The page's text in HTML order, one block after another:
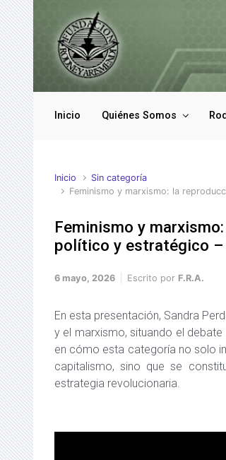
Saltar al contenido principal
Inicio Quiénes Somos
Inicio
Sin categoría
Feminismo y marxismo: la
Feminismo y
político y estratégico –
6 mayo, 2026 Escrito por F.R.A.
En esta presentación, Sandra
y el marxismo, situando el
en cómo esta categoría no solo
capitalismo, sino que se
estrategia revolucionaria.